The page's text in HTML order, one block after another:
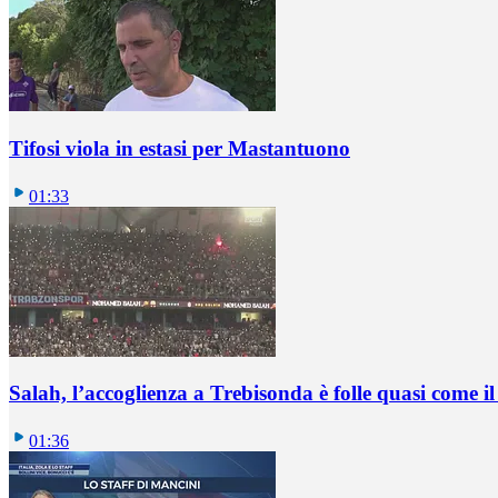
Tifosi viola in estasi per Mastantuono
01:33
Salah, l’accoglienza a Trebisonda è folle quasi come
01:36